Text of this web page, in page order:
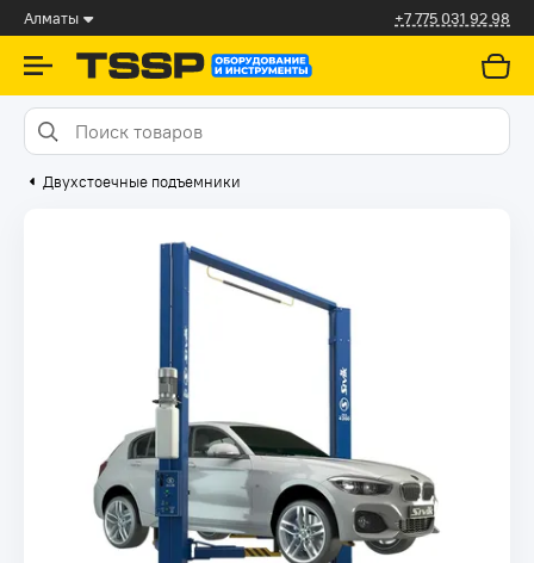
Алматы +7 775 031 92 98
Двухстоечные подъемники